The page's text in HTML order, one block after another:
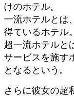
けのホテル。
一流ホテルとは
得ているホテル。
超一流ホテルと
サービスを施す
となるという。
さらに彼女の超